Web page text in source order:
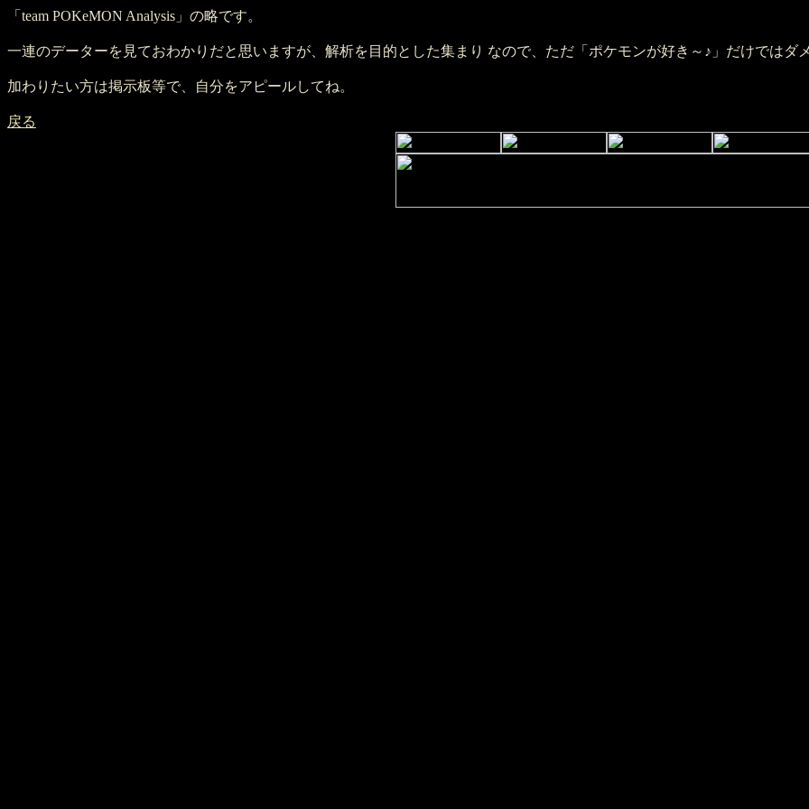
「team POKeMON Analysis」の略です。
一連のデーターを見ておわかりだと思いますが、解析を目的とした集まり なので、ただ「ポケモンが好き～♪」だけではダ
加わりたい方は掲示板等で、自分をアピールしてね。
戻る